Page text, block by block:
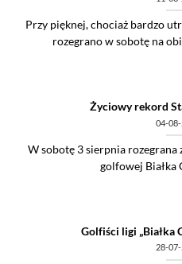
Przy pięknej, chociaż bardzo
rozegrano w sobotę na
Życiowy rekord
04-
W sobotę 3 sierpnia rozegrana
golfowej Białka
Golfiści ligi „Białka
28-